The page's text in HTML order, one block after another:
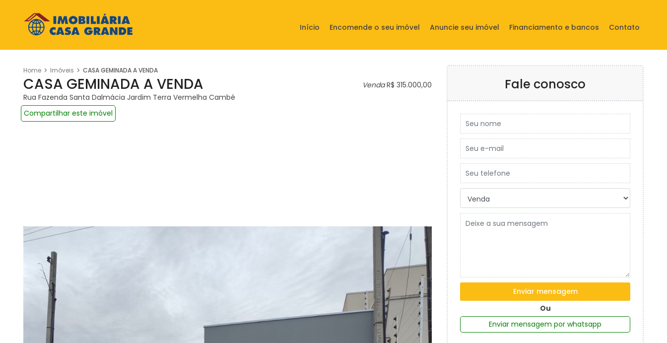
Início Encomende o seu imóvel Anuncie seu imóvel Financiamento e bancos Contato
Home Imóveis CASA GEMINADA A VENDA
CASA GEMINADA A VENDA
Rua Fazenda Santa Dalmácia Jardim Terra Vermelha Cambé
VendaR$ 315.000,00
Compartilhar este imóvel
Fale conosco
Enviar mensagem
Ou
Enviar mensagem por whatsapp